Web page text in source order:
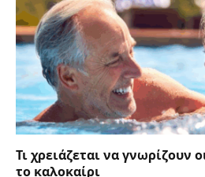
Τι χρειάζεται να γνωρίζουν
το καλοκαίρι